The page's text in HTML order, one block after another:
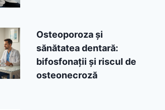
Osteoporoza și
sănătatea dentară:
bifosfonații și riscul de
osteonecroză